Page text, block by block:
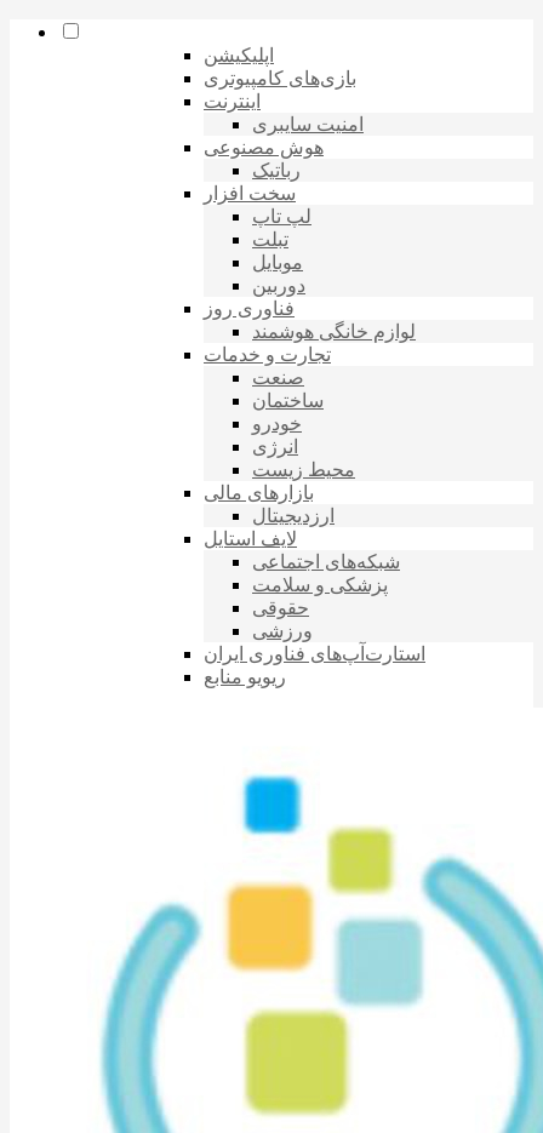
اپلیکیشن
بازی‌های کامپیوتری
اینترنت
امنیت سایبری
هوش مصنوعی
رباتیک
سخت افزار
لپ تاپ
تبلت
موبایل
دوربین
فناوری روز
لوازم خانگی هوشمند
تجارت و خدمات
صنعت
ساختمان
خودرو
انرژی
محیط زیست
بازارهای مالی
ارزدیجیتال
لایف استایل
شبکه‌های اجتماعی
پزشکی و سلامت
حقوقی
ورزشی
استارت‌آپ‌های فناوری ایران
ریویو منابع